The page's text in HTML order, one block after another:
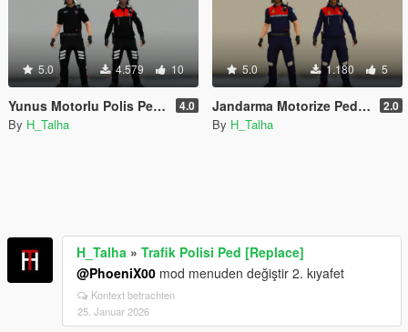
5.0 4.579 10
Yunus Motorlu Polis Ped [Replace] 4.0
By H_Talha
5.0 1.180 5
Jandarma Motorize Ped [Replace] 2.0
By H_Talha
H_Talha » Trafik Polisi Ped [Replace]
@PhoeniX00 mod menuden değiştir 2. kıyafet
Kontext betrachten
25. Januar 2026